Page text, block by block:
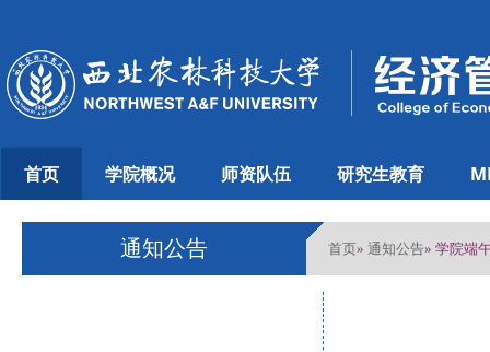
首页 学院概况 师资队伍 研究生教育
通知公告 首页» 通知公告» 学院端